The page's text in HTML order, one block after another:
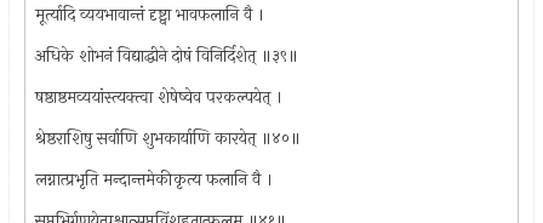
मूर्त्यादि व्ययभावान्तं दृष्ट्वा भावफलानि वै ।
अधिके शोभनं विद्याद्धीने दोषं विनिर्दिशेत् ॥३९॥
षष्ठाष्ठमव्ययांस्त्यक्त्वा शेषेष्वेव परकल्पयेत् ।
श्रेष्ठराशिषु सर्वाणि शुभकार्याणि कारयेत् ॥४०॥
लग्नात्प्रभृति मन्दान्तमेकीकृत्य फलानि वै ।